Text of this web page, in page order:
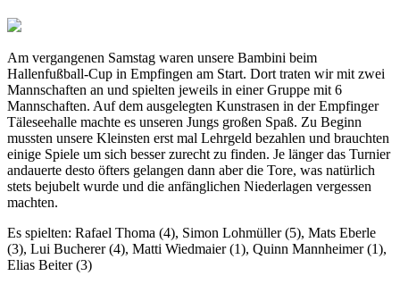
Am vergangenen Samstag waren unsere Bambini beim
Hallenfußball-Cup in Empfingen am Start. Dort traten wir mit zwei
Mannschaften an und spielten jeweils in einer Gruppe mit 6
Mannschaften. Auf dem ausgelegten Kunstrasen in der Empfinger
Täleseehalle machte es unseren Jungs großen Spaß. Zu Beginn
mussten unsere Kleinsten erst mal Lehrgeld bezahlen und brauchten
einige Spiele um sich besser zurecht zu finden. Je länger das Turnier
andauerte desto öfters gelangen dann aber die Tore, was natürlich
stets bejubelt wurde und die anfänglichen Niederlagen vergessen
machten.
Es spielten: Rafael Thoma (4), Simon Lohmüller (5), Mats Eberle
(3), Lui Bucherer (4), Matti Wiedmaier (1), Quinn Mannheimer (1),
Elias Beiter (3)